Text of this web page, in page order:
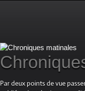
Par deux points de vue